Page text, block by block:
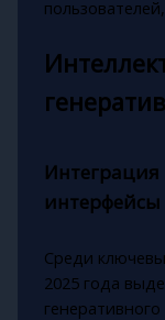
Интеграция
интерфейсы
Среди
2025 года